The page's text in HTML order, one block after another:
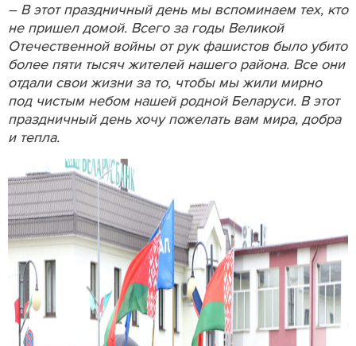
– В этот праздничный день мы вспоминаем тех, кто
не пришел домой. Всего за годы Великой
Отечественной войны от рук фашистов было убито
более пяти тысяч жителей нашего района. Все они
отдали свои жизни за то, чтобы мы жили мирно
под чистым небом нашей родной Беларуси. В этот
праздничный день хочу пожелать вам мира, добра
и тепла.